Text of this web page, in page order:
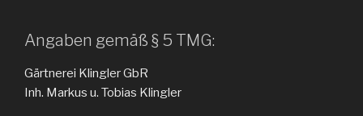
Angaben gemäß § 5 TMG:
Gärtnerei Klingler GbR
Inh. Markus u. Tobias Klingler